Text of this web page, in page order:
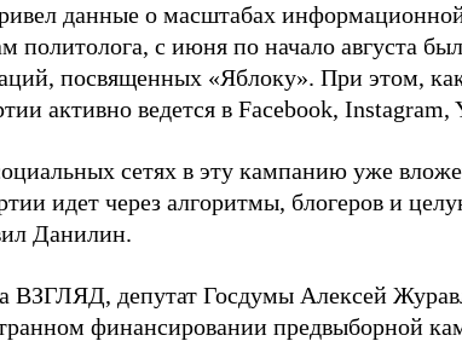
данные о масштабах
политолога, с июня по начало августа
посвященных «Яблоку». При этом,
активно ведется в Facebook, Instagram,
сетях в эту кампанию уже
идет через алгоритмы, блогеров и
Данилин.
ВЗГЛЯД, депутат Госдумы Алексей
финансировании предвыборной